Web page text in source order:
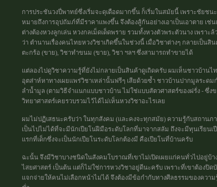
การประชันวงปี่พาทย์ซึ่งเริ่มจะดุเดือดมากขึ้น ก็เริ่มในสมัยนี้ เพราะชัยช
หมายถึงการอุปถัมภ์ที่มีราคาแพงขึ้น จึงต้องสู้กันอย่างเอาเป็นเอาตาย เช่
ต่างต้องหวงลูกเล่น หวงกลเม็ดเด็ดพราย รวมทั้งหวงตัวพระตัวนาง เพรา
ว่า ตำนานเรื่องคนไทยหวงวิชาเกิดขึ้นในช่วงนี้ เมื่อวิชาต่างๆ กลายเป็น
ตะกร้อ (ขาย), วิชาทำขนม (ขาย), วิชา ฯลฯ ซึ่งสามารถทำขายได้
แต่ลองไปดูวิชาความรู้ที่ยังไม่กลายเป็นสินค้าดูเถิดครับ ผมเห็นชาวบ้าน
อุตส่าห์หาทางเผยแพร่วิชาเหล่านั้นฟรีๆ เสียด้วยซ้ำ ชาวบ้านปากมูลระด
ลำน้ำมูล (ตามวิธีจำแนกแบบชาวบ้าน ไม่ใช่แบบสัตวศาสตร์ของฝรั่ง - ซึ่ง
วิทยาศาสตร์เคยรวบรวมไว้ได้ไม่เห็นหวงวิชาอะไรเลย
ผมไม่ปฏิเสธนะครับว่า ในทุกสังคม (และคงจะทุกสมัย) ความรู้กับสถานภ
เป็นไปไม่ได้ที่จะมีนักเปียโนฝีมือระดับโลกที่มาจากสลัม ถึงจะมีทุนเรียนเ
แรกที่เด็กซึ่งจะเป็นนักเปียโนระดับโลกต้องมี คือเปียโนที่บ้านครับ
ฉะนั้น จึงมีวิชาบางชนิดในสังคมโบราณที่เขาไม่เปิดเผยแก่คนทั่วไปอยู่บ้า
ไสยศาสตร์ เป็นต้น แต่ก็ไม่ใช่การหวงวิชาอยู่ดีนะครับ เพราะที่เขาต้องปิ
แจกจ่ายให้คนไม่เลือกหน้าไม่ได้ จึงต้องมีข้อกำกับทางศีลธรรมของควา